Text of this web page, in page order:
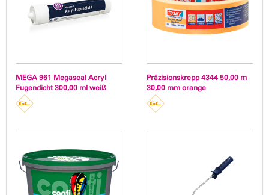
MEGA 961 Megaseal Acryl
Fugendicht 300,00 ml weiß
Präzisionskrepp 4344 50,00 m
30,00 mm orange